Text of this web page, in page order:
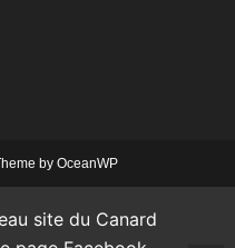
by OceanWP
site du Canard